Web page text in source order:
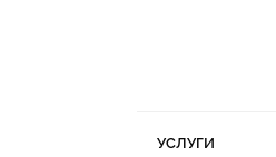
УСЛУГИ